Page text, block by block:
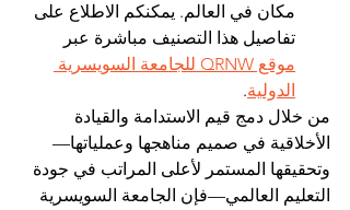
مكان في العالم. يمكنكم الاطلاع على
تفاصيل هذا التصنيف مباشرة عبر
موقع QRNW للجامعة السويسرية
الدولية.
من خلال دمج قيم الاستدامة والقيادة
الأخلاقية في صميم مناهجها وعملياتها—
وتحقيقها المستمر لأعلى المراتب في جودة
التعليم العالمي—فإن الجامعة السويسرية